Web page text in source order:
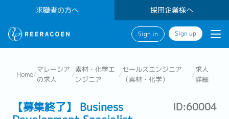
求職者の方へ 採用企業様へ
Sign in Sign up
Home/
マレーシア
の求人
/
素材・化学エ
ンジニア
/
セールスエンジニア
（素材・化学）
/
求人
詳細
【募集終了】 Business
ID:60004